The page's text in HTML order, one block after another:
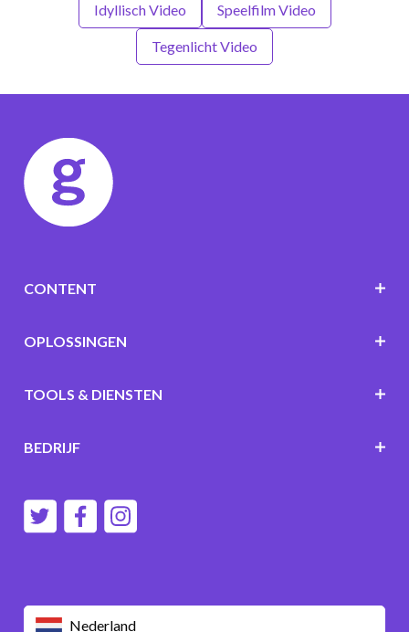
Idyllisch Video Speelfilm Video
Tegenlicht Video
Nederland
CONTENT
OPLOSSINGEN
TOOLS & DIENSTEN
BEDRIJF